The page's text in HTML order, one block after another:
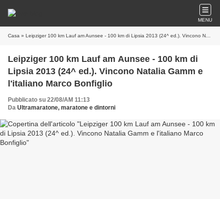
MENU
Casa » Leipziger 100 km Lauf am Aunsee - 100 km di Lipsia 2013 (24^ ed.). Vincono Natalia Gamm e l'italiano Marco Bonfiglio
Leipziger 100 km Lauf am Aunsee - 100 km di
Lipsia 2013 (24^ ed.). Vincono Natalia Gamm e
l'italiano Marco Bonfiglio
Pubblicato su 22/08/AM 11:13
Da Ultramaratone, maratone e dintorni